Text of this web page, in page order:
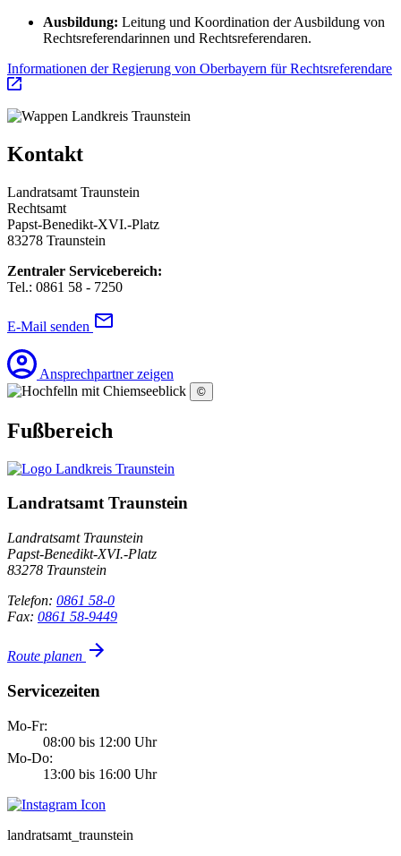
Ausbildung: Leitung und Koordination der Ausbildung von
Rechtsreferendarinnen und Rechtsreferendaren.
Informationen der Regierung von Oberbayern für Rechtsreferendare
Kontakt
Landratsamt Traunstein
Rechtsamt
Papst-Benedikt-XVI.-Platz
83278 Traunstein
Zentraler Servicebereich:
Tel.: 0861 58 - 7250
E-Mail senden
Ansprechpartner zeigen
©
Fußbereich
Landratsamt Traunstein
Landratsamt Traunstein
Papst-Benedikt-XVI.-Platz
83278 Traunstein
Telefon: 0861 58-0
Fax: 0861 58-9449
Route planen
Servicezeiten
Mo-Fr:
08:00 bis 12:00 Uhr
Mo-Do:
13:00 bis 16:00 Uhr
landratsamt_traunstein